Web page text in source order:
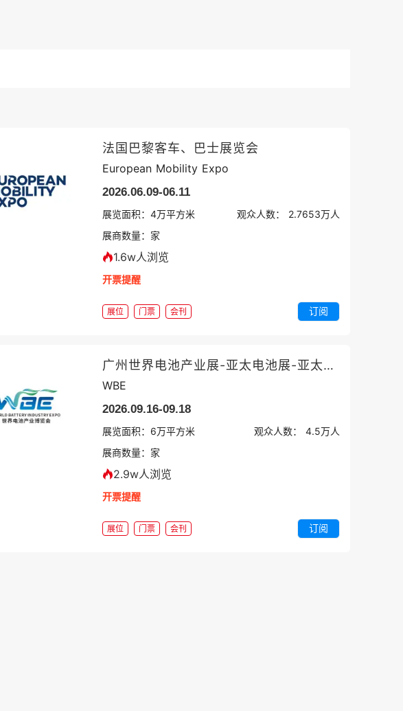
法国巴黎客车、巴士展览会
European Mobility Expo
2026.06.09-06.11
展览面积： 4万平方米 观众人数： 2.7653万人
展商数量： 家
1.6w人浏览
开票提醒
展位 门票 会刊 订阅
广州世界电池产业展-亚太电池展-亚太储能展
WBE
2026.09.16-09.18
展览面积： 6万平方米 观众人数： 4.5万人
展商数量： 家
2.9w人浏览
开票提醒
展位 门票 会刊 订阅